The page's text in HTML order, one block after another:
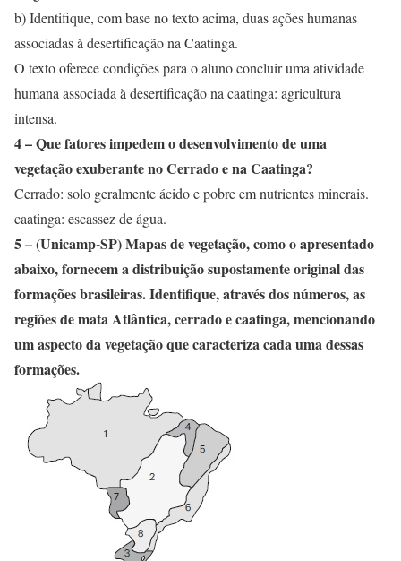
b) Identifique, com base no texto acima, duas ações humanas
associadas à desertificação na Caatinga.
O texto oferece condições para o aluno concluir uma atividade
humana associada à desertificação na caatinga: agricultura
intensa.
4 – Que fatores impedem o desenvolvimento de uma
vegetação exuberante no Cerrado e na Caatinga?
Cerrado: solo geralmente ácido e pobre em nutrientes minerais.
caatinga: escassez de água.
5 – (Unicamp-SP) Mapas de vegetação, como o apresentado
abaixo, fornecem a distribuição supostamente original das
formações brasileiras. Identifique, através dos números, as
regiões de mata Atlântica, cerrado e caatinga, mencionando
um aspecto da vegetação que caracteriza cada uma dessas
formações.